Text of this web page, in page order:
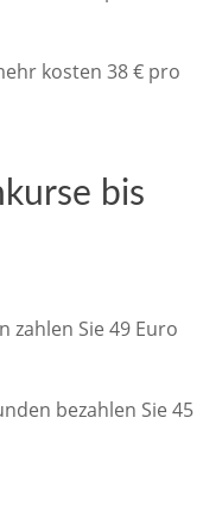
kosten 38 € pro
bis
zahlen Sie 49 Euro
bezahlen Sie 45